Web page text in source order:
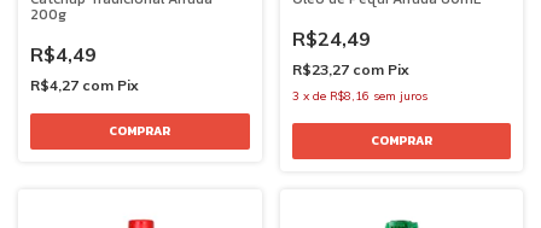
200g
R$4,49
R$4,27 com Pix
R$24,49
R$23,27 com Pix
3 x de R$8,16 sem juros